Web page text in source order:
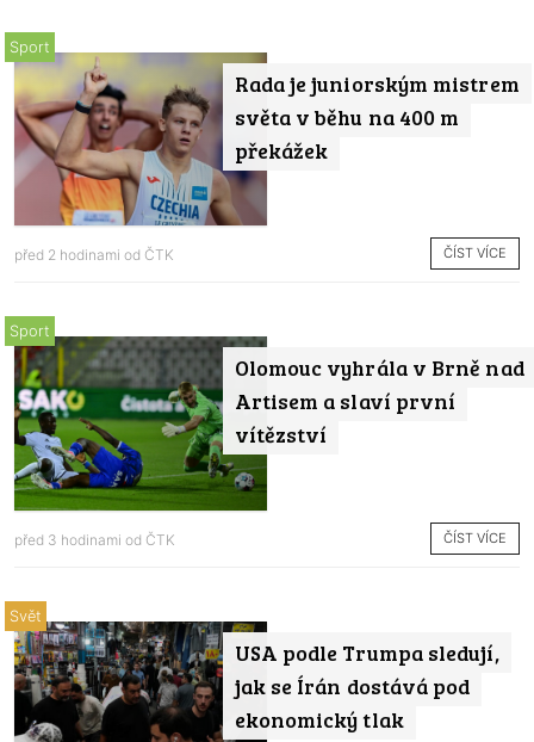
Rada je juniorským mistrem
světa v běhu na 400 m
překážek
Sport
před 2 hodinami od ČTK ČÍST VÍCE
Olomouc vyhrála v Brně nad
Artisem a slaví první
vítězství
Sport
před 3 hodinami od ČTK ČÍST VÍCE
USA podle Trumpa sledují,
jak se Írán dostává pod
ekonomický tlak
Svět